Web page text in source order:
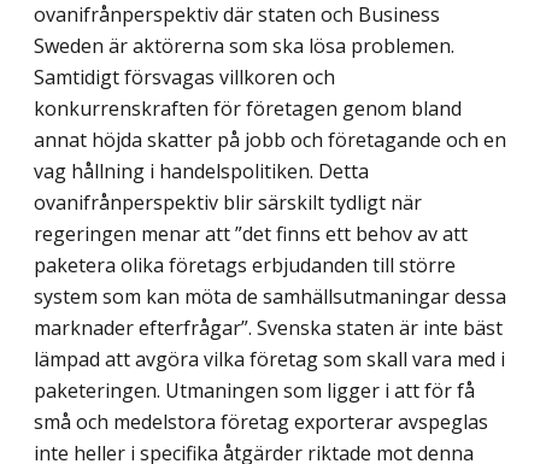
ovanifrånperspektiv där staten och Business
Sweden är aktörerna som ska lösa problemen.
Samtidigt försvagas villkoren och
konkurrenskraften för företagen genom bland
annat höjda skatter på jobb och företagande och en
vag hållning i handelspolitiken. Detta
ovanifrånperspektiv blir särskilt tydligt när
regeringen menar att ”det finns ett behov av att
paketera olika företags erbjudanden till större
system som kan möta de samhällsutmaningar dessa
marknader efterfrågar”. Svenska staten är inte bäst
lämpad att avgöra vilka företag som skall vara med i
paketeringen. Utmaningen som ligger i att för få
små och medelstora företag exporterar avspeglas
inte heller i specifika åtgärder riktade mot denna